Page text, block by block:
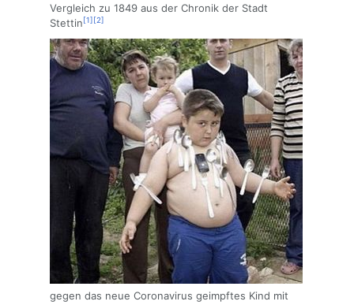
Vergleich zu 1849 aus der Chronik der Stadt
Stettin [1] [2]
gegen das neue Coronavirus geimpftes Kind mit